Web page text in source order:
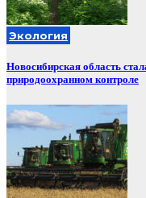
Экология
Новосибирская область
природоохранном контроле